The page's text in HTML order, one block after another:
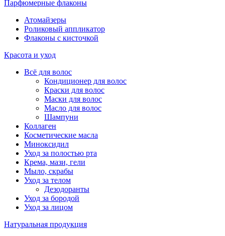
Парфюмерные флаконы
Атомайзеры
Роликовый аппликатор
Флаконы с кисточкой
Красота и уход
Всё для волос
Кондиционер для волос
Краски для волос
Маски для волос
Масло для волос
Шампуни
Коллаген
Косметические масла
Миноксидил
Уход за полостью рта
Крема, мази, гели
Мыло, скрабы
Уход за телом
Дезодоранты
Уход за бородой
Уход за лицом
Натуральная продукция